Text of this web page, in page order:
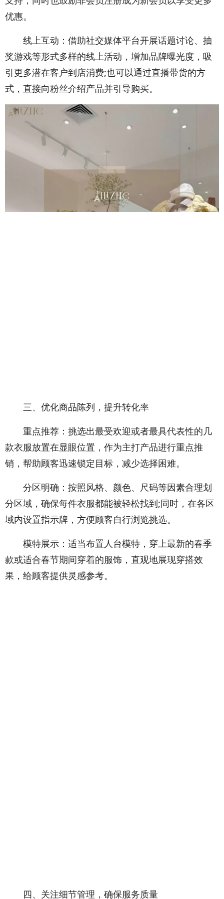
优惠。
线上互动：借助社交媒体平台开展话题讨论、抽
奖游戏等形式多样的线上活动，增加品牌曝光度，吸
引更多潜在客户到店消费;也可以通过直播带货的方
式，直接向粉丝介绍产品并引导购买。
三、优化商品陈列，提升转化率
重点推荐：挑选出最受欢迎或者最具代表性的几
款衣服放置在显眼位置，作为主打产品进行重点推
销，帮助顾客迅速锁定目标，减少选择困难。
分区明确：按照风格、颜色、尺码等因素合理划
分区域，确保每件衣服都能被轻松找到;同时，在各区
域内设置指示牌，方便顾客自行浏览挑选。
模特展示：适当布置人台模特，穿上最新的春季
款或适合春节期间穿着的服饰，直观地展现穿搭效
果，给顾客提供灵感参考。
四、关注细节管理，确保服务质量